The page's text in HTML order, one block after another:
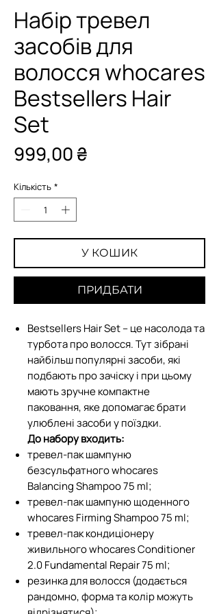
Набір тревел
засобів для
волосся whocares
Bestsellers Hair
Set
999,00 ₴
Кількість *
У КОШИК
ПРИДБАТИ
Bestsellers Hair Set – це насолода та
турбота про волосся. Тут зібрані
найбільш популярні засоби, які
подбають про зачіску і при цьому
мають зручне компактне
паковання, яке допомагає брати
улюблені засоби у поїздки.
До набору входить:
тревел-пак шампуню
безсульфатного whocares
Balancing Shampoo 75 ml;
тревел-пак шампуню щоденного
whocares Firming Shampoo 75 ml;
тревел-пак кондиціонеру
живильного whocares Conditioner
2.0 Fundamental Repair 75 ml;
резинка для волосся (додається
рандомно, форма та колір можуть